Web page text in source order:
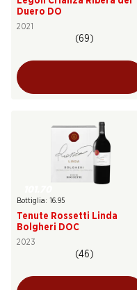
Duero DO
2021
(69)
Bottiglia: 16.95
Tenute Rossetti Linda
Bolgheri DOC
2023
(46)